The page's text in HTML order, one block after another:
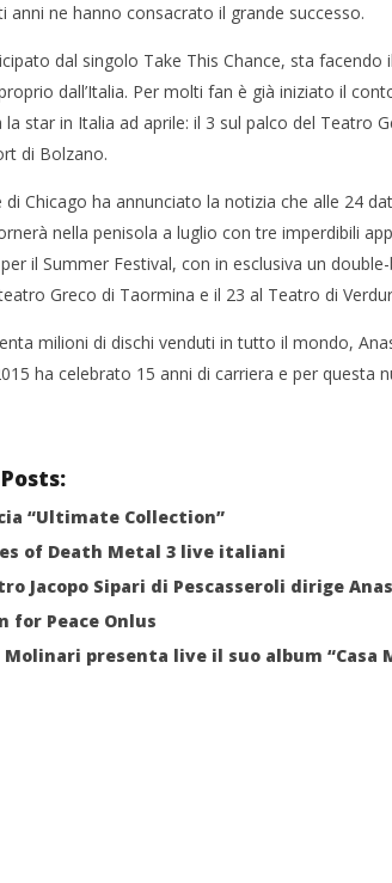
VIEWING
per Anastacia
letizia
anni ne hanno consacrato il grande successo.
dal singolo Take This Chance, sta
dall’Italia. Per molti fan è già iniziato il
la star in Italia ad aprile: il 3 sul palco del Teatro
di Bolzano.
di Chicago ha annunciato la notizia che alle 24
nella penisola a luglio con tre imperdibili
il Summer Festival, con in esclusiva un
Greco di Taormina e il 23 al Teatro di
milioni di dischi venduti in tutto il mondo,
ha celebrato 15 anni di carriera e per questa
“Ultimate Collection”
of Death Metal 3 live italiani
Jacopo Sipari di Pescasseroli dirige
for Peace Onlus
Molinari presenta live il suo album “Casa